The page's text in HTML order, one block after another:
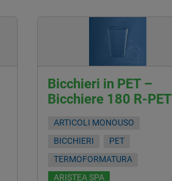
Bicchieri in PET –
Bicchiere 180 R-PET
ARTICOLI MONOUSO
BICCHIERI
PET
TERMOFORMATURA
ARISTEA SPA